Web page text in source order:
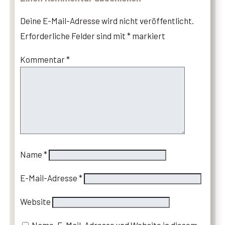
Deine E-Mail-Adresse wird nicht veröffentlicht.
Erforderliche Felder sind mit* markiert
Kommentar*
Name*
E-Mail-Adresse*
Website